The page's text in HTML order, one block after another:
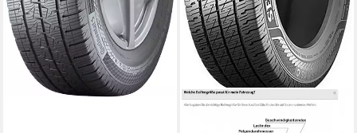
-4%
lieferbar - in 4-5 Werktagen bei dir
SEMPERIT
SEMPERIT Ganzjahresreifen